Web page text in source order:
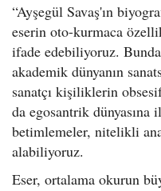
“Ayşegül Savaş'ın
eserin oto-kurmaca
ifade edebiliyoruz.
akademik dünyanın
sanatçı kişiliklerin
da egosantrik dünyasına
betimlemeler, nitelikli
alabiliyoruz.
Eser, ortalama okurun